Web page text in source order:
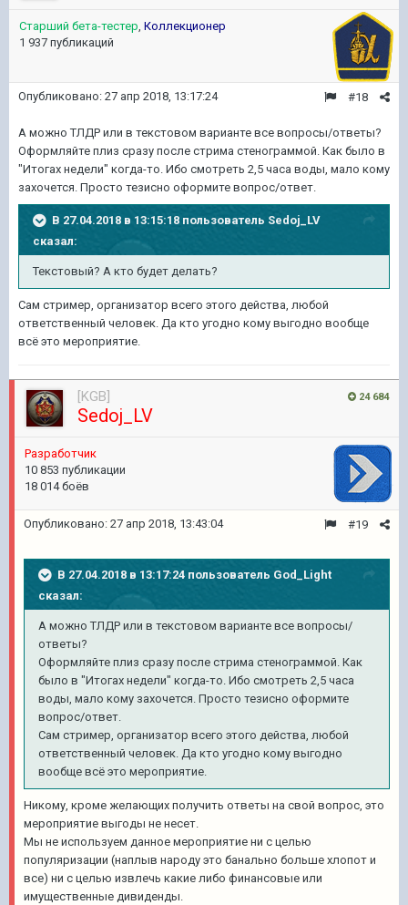
Старший бета-тестер, Коллекционер
1 937 публикаций
#18
Опубликовано: 27 апр 2018, 13:17:24
А можно ТЛДР или в текстовом варианте все вопросы/ответы?
Оформляйте плиз сразу после стрима стенограммой. Как было в
"Итогах недели" когда-то. Ибо смотреть 2,5 часа воды, мало кому
захочется. Просто тезисно оформите вопрос/ответ.
В 27.04.2018 в 13:15:18 пользователь Sedoj_LV
сказал:
Текстовый? А кто будет делать?
Сам стример, организатор всего этого действа, любой
ответственный человек. Да кто угодно кому выгодно вообще
всё это мероприятие.
24 684
[KGB]
Sedoj_LV
Pазработчик
10 853 публикации
18 014 боёв
#19
Опубликовано: 27 апр 2018, 13:43:04
В 27.04.2018 в 13:17:24 пользователь God_Light
сказал:
А можно ТЛДР или в текстовом варианте все вопросы/
ответы?
Оформляйте плиз сразу после стрима стенограммой. Как
было в "Итогах недели" когда-то. Ибо смотреть 2,5 часа
воды, мало кому захочется. Просто тезисно оформите
вопрос/ответ.
Сам стример, организатор всего этого действа, любой
ответственный человек. Да кто угодно кому выгодно
вообще всё это мероприятие.
Никому, кроме желающих получить ответы на свой вопрос, это
мероприятие выгоды не несет.
Мы не используем данное мероприятие ни с целью
популяризации (наплыв народу это банально больше хлопот и
все) ни с целью извлечь какие либо финансовые или
имущественные дивиденды.